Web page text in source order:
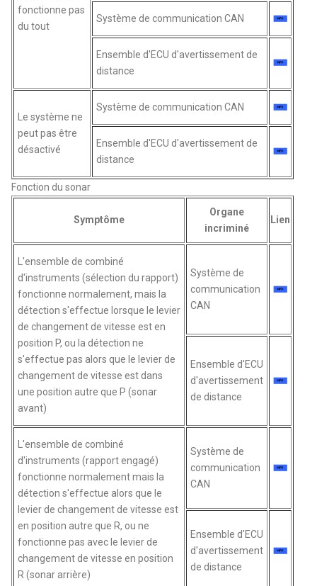
fonctionne pas
du tout
Système de communication CAN
Ensemble d'ECU d'avertissement de
distance
Le système ne
peut pas être
désactivé
Système de communication CAN
Ensemble d'ECU d'avertissement de
distance
Fonction du sonar
Symptôme
Organe
incriminé
Lien
L'ensemble de combiné
d'instruments (sélection du rapport)
fonctionne normalement, mais la
détection s'effectue lorsque le levier
de changement de vitesse est en
position P, ou la détection ne
s'effectue pas alors que le levier de
changement de vitesse est dans
une position autre que P (sonar
avant)
Système de
communication
CAN
Ensemble d'ECU
d'avertissement
de distance
L'ensemble de combiné
d'instruments (rapport engagé)
fonctionne normalement mais la
détection s'effectue alors que le
levier de changement de vitesse est
en position autre que R, ou ne
fonctionne pas avec le levier de
changement de vitesse en position
R (sonar arrière)
Système de
communication
CAN
Ensemble d'ECU
d'avertissement
de distance